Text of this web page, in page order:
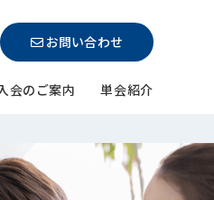
お問い合わせ
会のご案内 単会紹介